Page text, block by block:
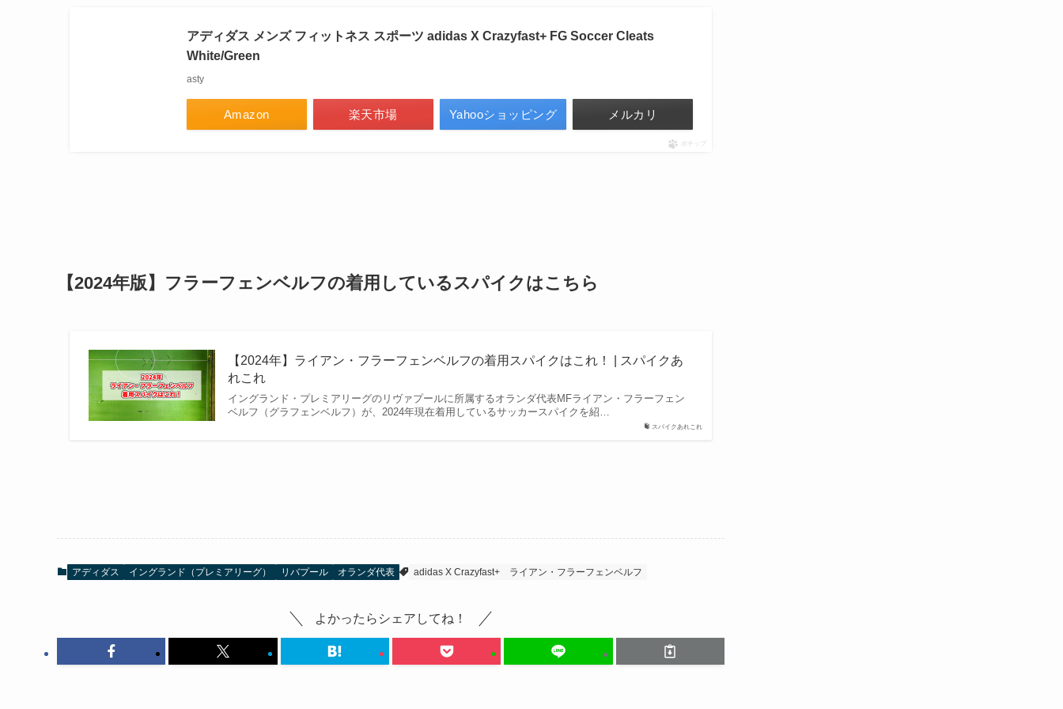
アディダス メンズ フィットネス スポーツ adidas X Crazyfast+ FG Soccer Cleats
White/Green
asty
Amazon 楽天市場 Yahooショッピング メルカリ
ポチップ
【2024年版】フラーフェンベルフの着用しているスパイクはこちら
スパイクあれこれ
【2024年】ライアン・フラーフェンベルフの着用スパイクはこれ！ | スパイクあ
れこれ
イングランド・プレミアリーグのリヴァプールに所属するオランダ代表MFライアン・フラーフェン
ベルフ（グラフェンベルフ）が、2024年現在着用しているサッカースパイクを紹…
アディダス イングランド（プレミアリーグ） リバプール オランダ代表 adidas X Crazyfast+ ライアン・フラーフェンベルフ
よかったらシェアしてね！